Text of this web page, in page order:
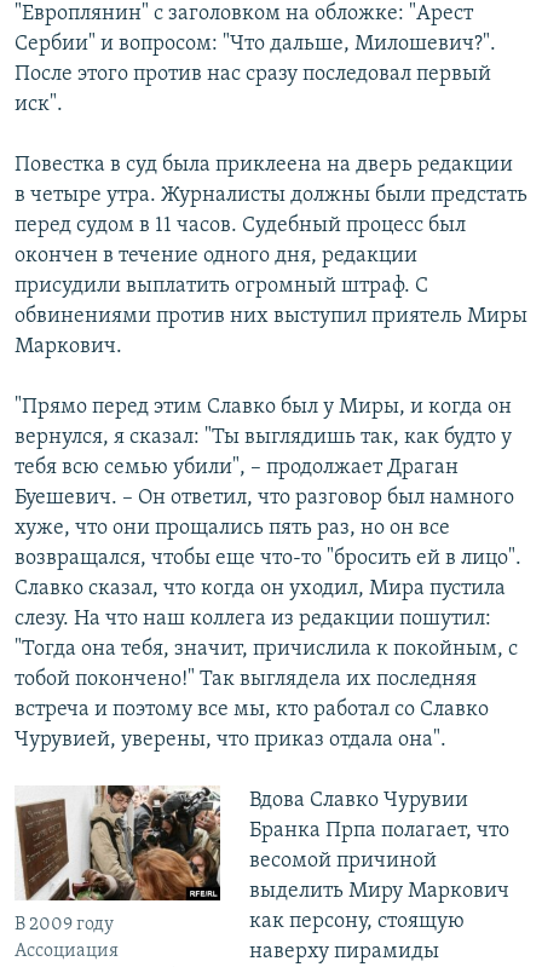
"Европлянин" с заголовком на обложке: "Арест
Сербии" и вопросом: "Что дальше, Милошевич?".
После этого против нас сразу последовал первый
иск".
Повестка в суд была приклеена на дверь редакции
в четыре утра. Журналисты должны были предстать
перед судом в 11 часов. Судебный процесс был
окончен в течение одного дня, редакции
присудили выплатить огромный штраф. С
обвинениями против них выступил приятель Миры
Маркович.
"Прямо перед этим Славко был у Миры, и когда он
вернулся, я сказал: "Ты выглядишь так, как будто у
тебя всю семью убили", – продолжает Драган
Буешевич. – Он ответил, что разговор был намного
хуже, что они прощались пять раз, но он все
возвращался, чтобы еще что-то "бросить ей в лицо".
Славко сказал, что когда он уходил, Мира пустила
слезу. На что наш коллега из редакции пошутил:
"Тогда она тебя, значит, причислила к покойным, с
тобой покончено!" Так выглядела их последняя
встреча и поэтому все мы, кто работал со Славко
Чурувией, уверены, что приказ отдала она".
В 2009 году
Ассоциация
Вдова Славко Чурувии
Бранка Прпа полагает, что
весомой причиной
выделить Миру Маркович
как персону, стоящую
наверху пирамиды